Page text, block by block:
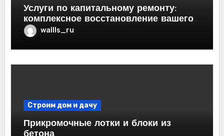
Услуги по капитальному ремонту:
комплексное восстановление вашего
домаwallls_ru
Строим дом и дачу
Прикромочные лотки и блоки из